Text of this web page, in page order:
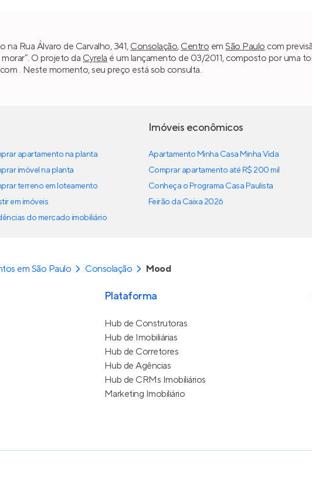
na Rua Álvaro de Carvalho, 341, Consolação, Centro emSão Paulo com
O projeto da Cyrela é um lançamento de 03/2011, composto por uma
. Neste momento, seu preço está sob consulta.
apartamento na planta
imóvel na planta
terreno em loteamento
em imóveis
do mercado imobiliário
Imóveis econômicos
Apartamento Minha Casa Minha Vida
Comprar apartamento até R$ 200 mil
Conheça o Programa Casa Paulista
Feirão da Caixa 2026
em São Paulo Consolação Mood
Plataforma
Hub de Construtoras
Hub de Imobiliárias
Hub de Corretores
Hub de Agências
Hub de CRMs Imobiliários
Marketing Imobiliário